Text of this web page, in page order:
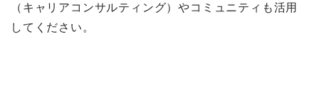
（キャリアコンサルティング）やコミュニティも活用
してください。